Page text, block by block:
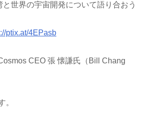
世界の宇宙開発について語り合おう
ptix.at/4EPasb
CEO 張 懐謙氏（Bill Chang
。